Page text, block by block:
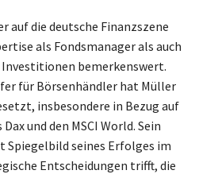
auf die deutsche Finanzszene
als Fondsmanager als auch
bemerkenswert.
für Börsenhändler hat Müller
insbesondere in Bezug auf
und den MSCI World. Sein
seines Erfolges im
Entscheidungen trifft, die